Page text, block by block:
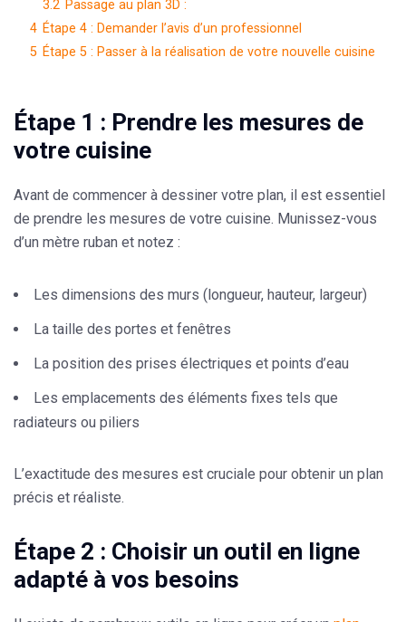
3.2 Passage au plan 3D :
4 Étape 4 : Demander l’avis d’un professionnel
5 Étape 5 : Passer à la réalisation de votre nouvelle cuisine
Étape 1 : Prendre les mesures de
votre cuisine
Avant de commencer à dessiner votre plan, il est essentiel
de prendre les mesures de votre cuisine. Munissez-vous
d’un mètre ruban et notez :
Les dimensions des murs (longueur, hauteur, largeur)
La taille des portes et fenêtres
La position des prises électriques et points d’eau
Les emplacements des éléments fixes tels que
radiateurs ou piliers
L’exactitude des mesures est cruciale pour obtenir un plan
précis et réaliste.
Étape 2 : Choisir un outil en ligne
adapté à vos besoins